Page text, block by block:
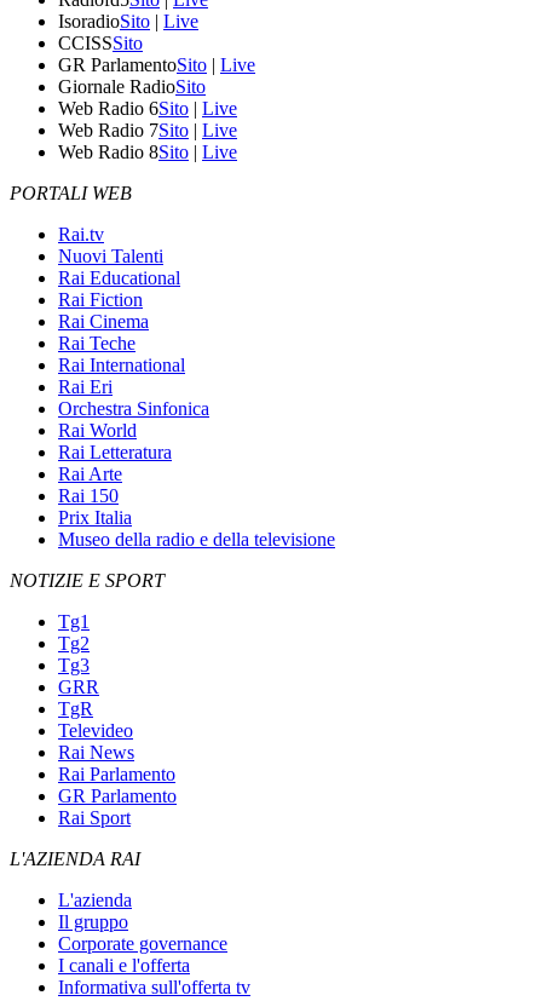
IsoradioSito | Live
CCISSSito
GR ParlamentoSito | Live
Giornale RadioSito
Web Radio 6Sito | Live
Web Radio 7Sito | Live
Web Radio 8Sito | Live
PORTALI WEB
Rai.tv
Nuovi Talenti
Rai Educational
Rai Fiction
Rai Cinema
Rai Teche
Rai International
Rai Eri
Orchestra Sinfonica
Rai World
Rai Letteratura
Rai Arte
Rai 150
Prix Italia
Museo della radio e della televisione
NOTIZIE E SPORT
Tg1
Tg2
Tg3
GRR
TgR
Televideo
Rai News
Rai Parlamento
GR Parlamento
Rai Sport
L'AZIENDA RAI
L'azienda
Il gruppo
Corporate governance
I canali e l'offerta
Informativa sull'offerta tv